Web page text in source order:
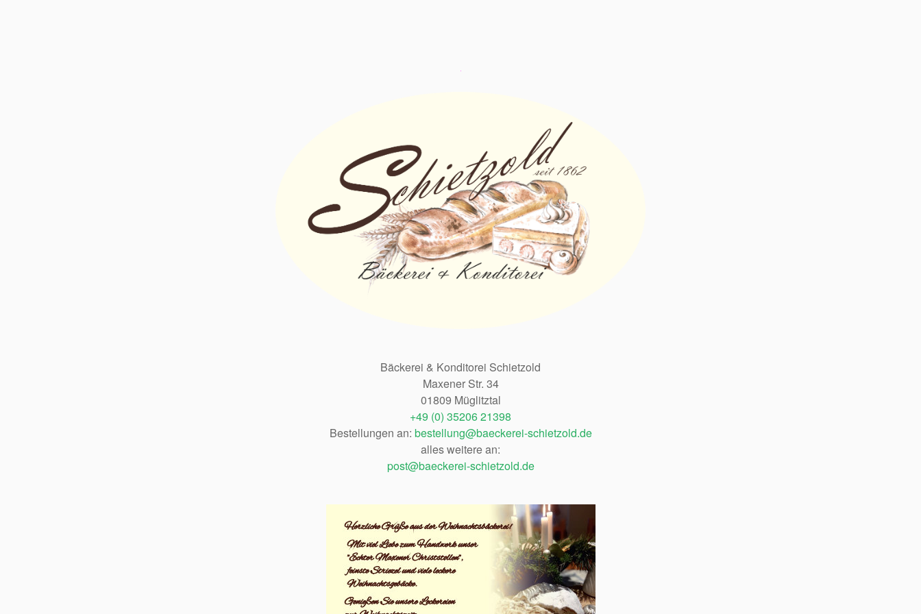
Bäckerei & Konditorei Schietzold
Maxener Str. 34
01809 Müglitztal
+49 (0) 35206 21398
Bestellungen an: bestellung@baeckerei-schietzold.de
alles weitere an:
post@baeckerei-schietzold.de